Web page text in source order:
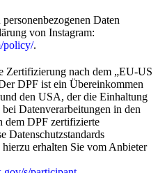
Daten
von Instagram:
policy/.
Zertifizierung nach dem „EU-US
DPF ist ein Übereinkommen
den USA, der die Einhaltung
Datenverarbeitungen in den
dem DPF zertifizierte
Datenschutzstandards
erhalten Sie vom Anbieter